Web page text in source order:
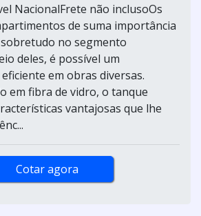
NacionalFrete não inclusoOs
de suma importância
no segmento
deles, é possível um
em obras diversas.
em fibra de vidro, o tanque
vantajosas que lhe
Cotar agora